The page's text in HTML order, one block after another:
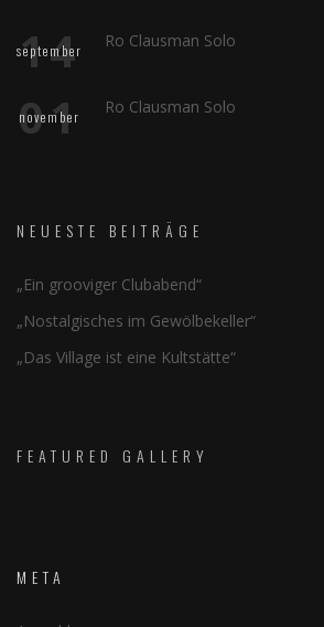
14
september Ro Clausman Solo
01
november Ro Clausman Solo
NEUESTE BEITRÄGE
„Ein grooviger Clubabend“
„Nostalgisches im Gewölbekeller“
„Das Village ist eine Kultstätte“
FEATURED GALLERY
META